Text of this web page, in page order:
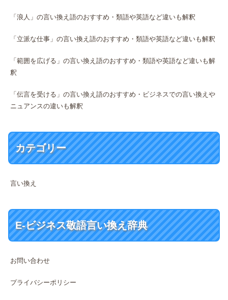
「浪人」の言い換え語のおすすめ・類語や英語など違いも解釈
「立派な仕事」の言い換え語のおすすめ・類語や英語など違いも解釈
「範囲を広げる」の言い換え語のおすすめ・類語や英語など違いも解
釈
「伝言を受ける」の言い換え語のおすすめ・ビジネスでの言い換えや
ニュアンスの違いも解釈
カテゴリー
言い換え
E-ビジネス敬語言い換え辞典
お問い合わせ
プライバシーポリシー